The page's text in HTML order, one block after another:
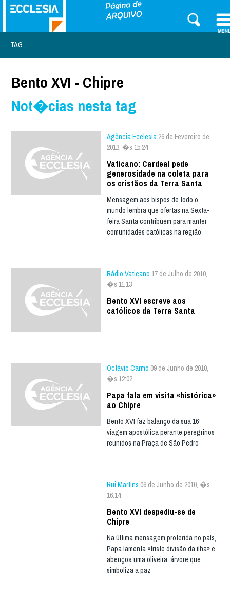
TAG
Bento XVI - Chipre
Not�cias nesta tag
Agência Ecclesia 26 de Fevereiro de
2013, �s 15:24
Vaticano: Cardeal pede
generosidade na coleta para
os cristãos da Terra Santa
Mensagem aos bispos de todo o
mundo lembra que ofertas na Sexta-
feira Santa contribuem para manter
comunidades católicas na região
Rádio Vaticano 17 de Julho de 2010,
�s 11:13
Bento XVI escreve aos
católicos da Terra Santa
Octávio Carmo 09 de Junho de 2010,
�s 12:02
Papa fala em visita «histórica»
ao Chipre
Bento XVI faz balanço da sua 16ª
viagem apostólica perante peregrinos
reunidos na Praça de São Pedro
Rui Martins 06 de Junho de 2010, �s
16:14
Bento XVI despediu-se de
Chipre
Na última mensagem proferida no país,
Papa lamenta «triste divisão da ilha» e
abençoa uma oliveira, árvore que
simboliza a paz